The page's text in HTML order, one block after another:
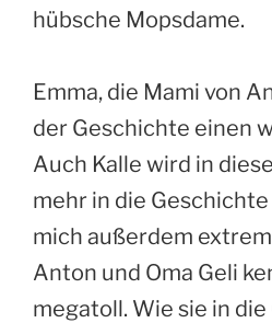
hübsche Mopsdame.
Emma, die Mami von
der Geschichte einen
Auch Kalle wird in
mehr in die
mich außerdem
Anton und Oma Geli
megatoll. Wie sie in